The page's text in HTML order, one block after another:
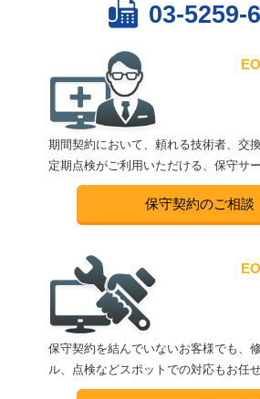
03-5259-
期間契約において、頼れる技術者、交
定期点検がご利用いただける、保守サー
保守契約のご相談
保守契約を結んでいないお客様でも、
ル、点検などスポットでの対応もお任せ